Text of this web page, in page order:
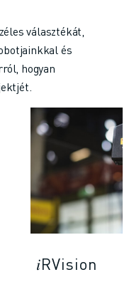
választékát,
és
hogyan
𝑖RVision